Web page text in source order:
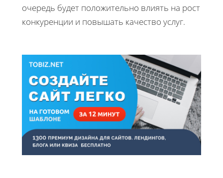
очередь будет положительно влиять на рост
конкуренции и повышать качество услуг.